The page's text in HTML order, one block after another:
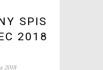
SPIS
2018
2018